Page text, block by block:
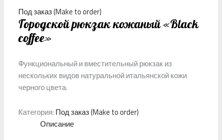
Под заказ (Make to order)
Городской рюкзак кожаный «Black
coffee»
Функциональный и вместительный рюкзак из
нескольких видов натуральной итальянской кожи
черного цвета.
Категория: Под заказ (Make to order)
Описание